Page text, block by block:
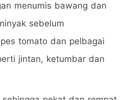
menumis bawang dan
sebelum
tomato dan pelbagai
jintan, ketumbar dan